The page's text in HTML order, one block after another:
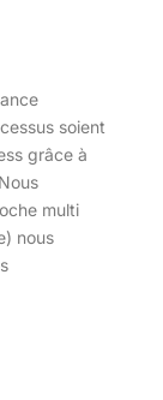
soient
grâce à
multi
nous